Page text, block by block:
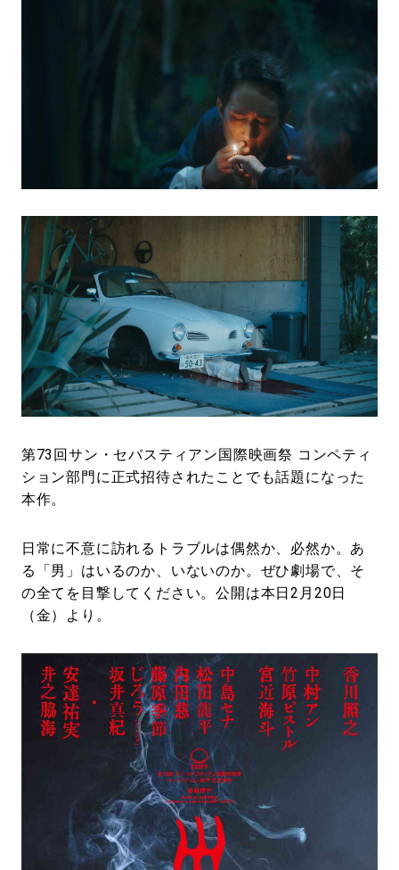
第73回サン・セバスティアン国際映画祭 コンペティ
ション部門に正式招待されたことでも話題になった
本作。
日常に不意に訪れるトラブルは偶然か、必然か。あ
る「男」はいるのか、いないのか。ぜひ劇場で、そ
の全てを目撃してください。公開は本日2月20日
（金）より。